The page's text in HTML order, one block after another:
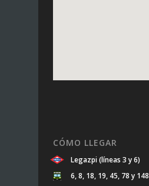
CÓMO LLEGAR
Legazpi (líneas 3 y 6)
6, 8, 18, 19, 45, 78 y 148